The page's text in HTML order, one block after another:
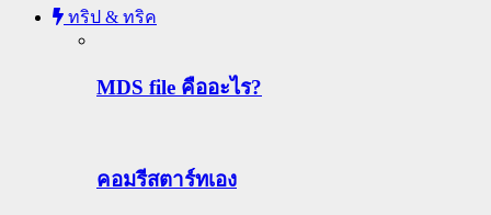
ทริป & ทริค
MDS file คืออะไร?
คอมรีสตาร์ทเอง